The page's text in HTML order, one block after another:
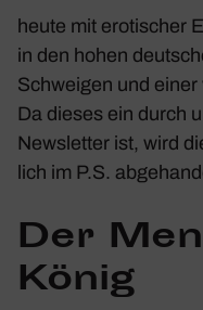
heute mit eroti­scher
in den hohen
Schweigen und
Da dieses ein durch
News­letter ist, wird
lich im P.S.
Der
König